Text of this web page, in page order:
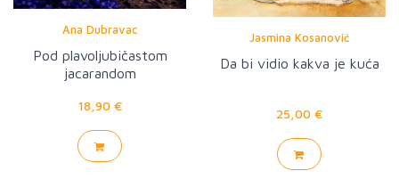
Ana Dubravac
Pod plavoljubičastom
jacarandom
18,90 €
Jasmina Kosanović
Da bi vidio kakva je kuća
25,00 €